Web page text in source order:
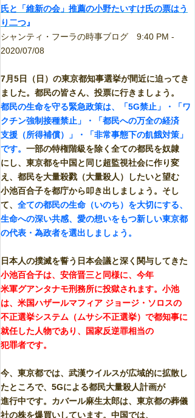
氏と「維新の会」推薦の小野たいすけ氏の票はう
り二つ』
シャンティ・フーラの時事ブログ 9:40 PM -
2020/07/08
7月5日（日）の東京都知事選挙が間近に迫ってき
ました。都民の皆さん、投票に行きましょう。
都民の生命を守る緊急政策は、「5G禁止」・「ワ
クチン強制接種禁止」・「都民への万全の経済
支援（所得補償）」・「非常事態下の飢餓対策」
です。 一部の特権階級を除く全ての都民を奴隷
にし、東京都を中国と同じ超監視社会に作り変
え、都民を大量殺戮（大量殺人）したいと望む
小池百合子を都庁から叩き出しましょう。そし
て、 全ての都民の生命（いのち）を大切にする、
生命への深い共感、愛の想いをもつ新しい東京都
の代表・為政者を選出しましょう。
日本人の撲滅を誓う日本会議と深く関与してきた
小池百合子は、安倍晋三と同様に、今年
米軍グアンタナモ刑務所に投獄されます。小池
は、米国ハザールマフィア ジョージ・ソロスの
不正選挙システム（ムサシ不正選挙）で都知事に
就任した人物であり、国家反逆罪相当の
犯罪者です。
今、東京都では、武漢ウイルスが広域的に拡散し
たところで、5Gによる都民大量殺人計画が
進行中です。カバール麻生太郎は、東京都の葬儀
社の株を爆買いしています。中国では、